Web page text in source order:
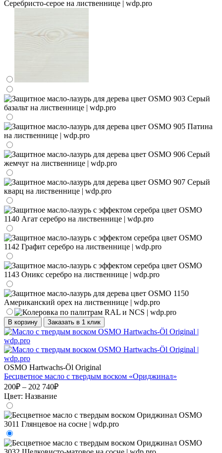
В корзину Заказать в 1 клик
OSMO Hartwachs-Öl Original
Бесцветное масло с твердым воском «Ориджинал»
200₽ – 202 740₽
Цвет: Название